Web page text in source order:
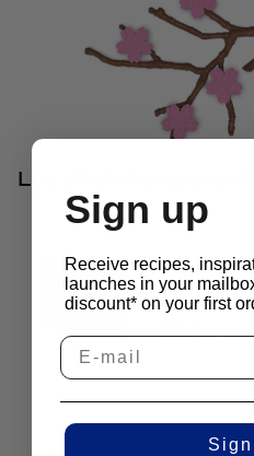
Les chefs l'associent
2D Molds
Mini Leaf
£25.70 hors
Sign up
Receive recipes,
launches in your
discount* on your first